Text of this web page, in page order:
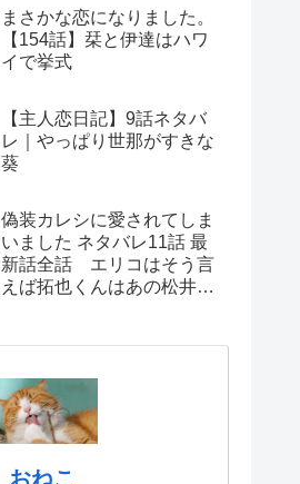
まさかな恋になりました。
【154話】栞と伊達はハワ
イで挙式
【主人恋日記】9話ネタバ
レ｜やっぱり世那がすきな
葵
偽装カレシに愛されてしま
いました ネタバレ11話 最
新話全話 エリコはそう言
えば拓也くんはあの松井さ
おねこ